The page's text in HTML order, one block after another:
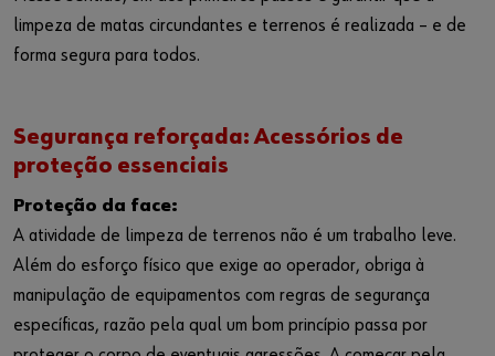
limpeza de matas circundantes e terrenos é realizada – e de
forma segura para todos.
Segurança reforçada: Acessórios de
proteção essenciais
Proteção da face:
A atividade de limpeza de terrenos não é um trabalho leve.
Além do esforço físico que exige ao operador, obriga à
manipulação de equipamentos com regras de segurança
específicas, razão pela qual um bom princípio passa por